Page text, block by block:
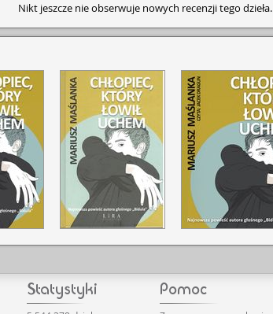
Nikt jeszcze nie obserwuje nowych recenzji tego dzieła.